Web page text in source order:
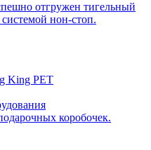
отгружен тигельный
нон-стоп.
King PET
коробочек.